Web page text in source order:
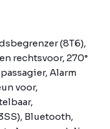
(8T6),
rechtsvoor, 270°
Alarm
voor,
Bluetooth,